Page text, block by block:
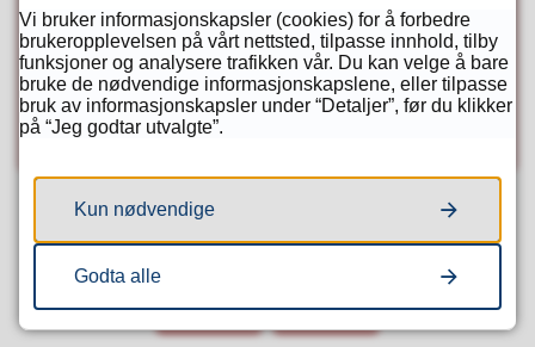
post
Telefon
90 57 14 24
Mobil
90 57 14 24
Fant du det du lette etter?
Ja Nei
Vi bruker informasjonskapsler (cookies) for å forbedre
brukeropplevelsen på vårt nettsted, tilpasse innhold, tilby
funksjoner og analysere trafikken vår. Du kan velge å bare
bruke de nødvendige informasjonskapslene, eller tilpasse
bruk av informasjonskapsler under “Detaljer”, før du klikker
på “Jeg godtar utvalgte”.
Kun nødvendige
Godta alle